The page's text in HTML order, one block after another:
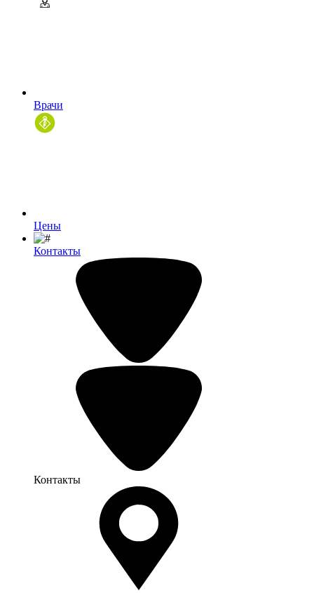
Врачи
Цены
Контакты
Контакты